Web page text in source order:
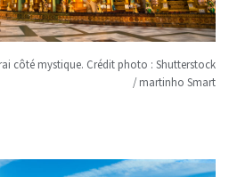
côté mystique. Crédit photo : Shutterstock
/ martinho Smart